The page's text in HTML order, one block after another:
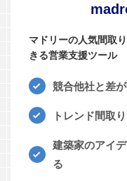
マドリーの人気間取
きる営業支援ツール
競合他社と差
トレンド間取
建築家のアイ
る